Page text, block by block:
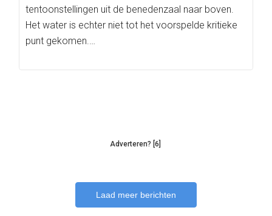
tentoonstellingen uit de benedenzaal naar boven.
Het water is echter niet tot het voorspelde kritieke
punt gekomen.…
Adverteren? [6]
Laad meer berichten